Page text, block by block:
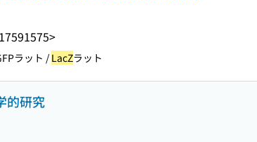
ラット /LacZラット
的研究